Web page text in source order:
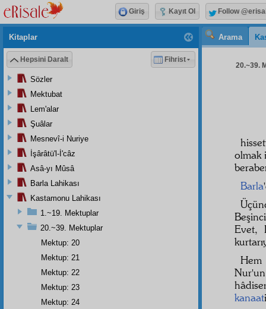
Arama
20.~39.
olmak
Barla
Evet,
kanaat
Kitaplar
Hepsini Daralt Fihrist
Sözler
Mektubat
Lem'alar
Şuâlar
Mesnevî-i Nuriye
İşârâtü'l-İ'câz
Asâ-yı Mûsâ
Barla Lahikası
Kastamonu Lahikası
1.~19. Mektuplar
20.~39. Mektuplar
Mektup: 20
Mektup: 21
Mektup: 22
Mektup: 23
Mektup: 24
Giriş Kayıt Ol Follow